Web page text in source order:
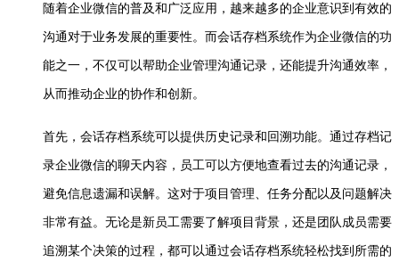
随着企业微信的普及和广泛应用，越来越多的企业意识到有效的
沟通对于业务发展的重要性。而会话存档系统作为企业微信的功
能之一，不仅可以帮助企业管理沟通记录，还能提升沟通效率，
从而推动企业的协作和创新。
首先，会话存档系统可以提供历史记录和回溯功能。通过存档记
录企业微信的聊天内容，员工可以方便地查看过去的沟通记录，
避免信息遗漏和误解。这对于项目管理、任务分配以及问题解决
非常有益。无论是新员工需要了解项目背景，还是团队成员需要
追溯某个决策的过程，都可以通过会话存档系统轻松找到所需的